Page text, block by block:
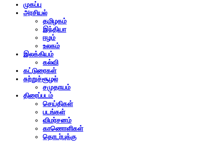
முகப்பு
அரசியல்
தமிழகம்
இந்தியா
ஈழம்
உலகம்
இலக்கியம்
கல்வி
கட்டுரைகள்
சுற்றுச்சூழல்
சமுதாயம்
திரைப்படம்
செய்திகள்
படங்கள்
விமர்சனம்
காணொளிகள்
தொடர்புக்கு